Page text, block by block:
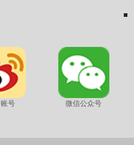
号 微信公众号